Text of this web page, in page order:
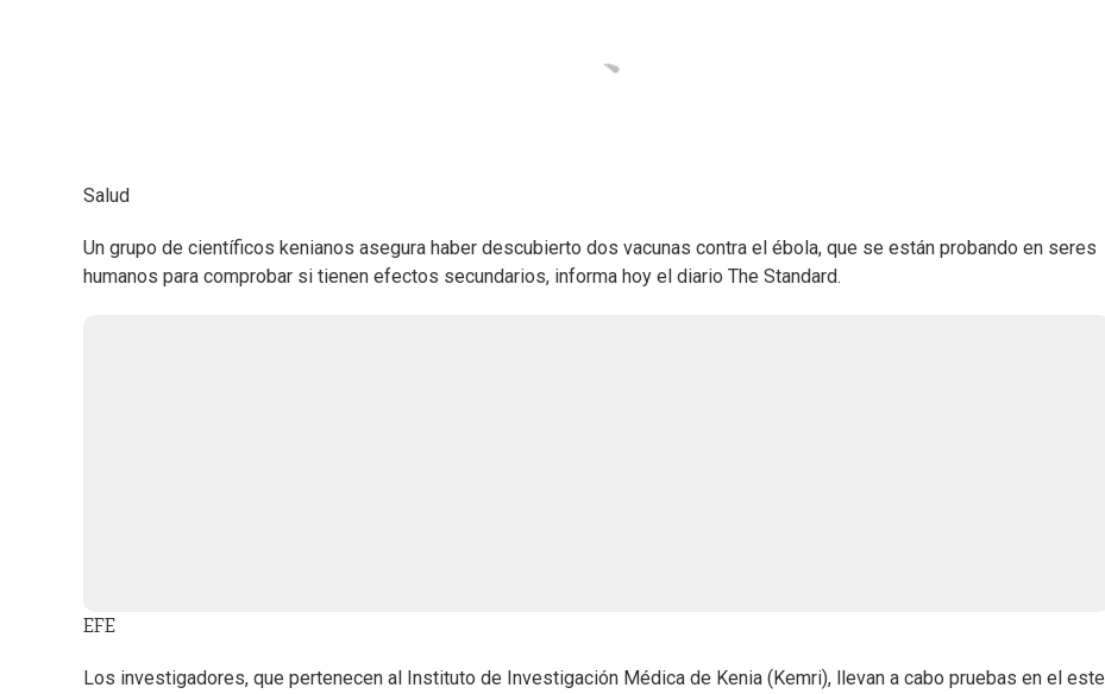
Salud
Un grupo de científicos kenianos asegura haber descubierto dos vacunas contra el ébola, que se están probando en seres
humanos para comprobar si tienen efectos secundarios, informa hoy el diario The Standard.
EFE
Los investigadores, que pertenecen al Instituto de Investigación Médica de Kenia (Kemri), llevan a cabo pruebas en el este